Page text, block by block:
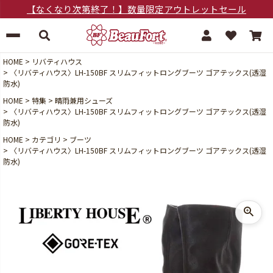
【なくなり次第終了！】数量限定アウトレットセール
HOME
リバティハウス
〈リバティハウス〉LH-150BF スリムフィットロングブーツ ゴアテックス(透湿
防水)
HOME
特集
晴雨兼用シューズ
〈リバティハウス〉LH-150BF スリムフィットロングブーツ ゴアテックス(透湿
防水)
HOME
カテゴリ
ブーツ
〈リバティハウス〉LH-150BF スリムフィットロングブーツ ゴアテックス(透湿
防水)